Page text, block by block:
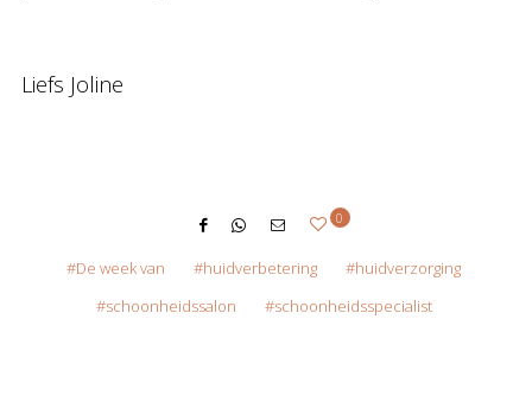
Liefs Joline
0
De week van huidverbetering
huidverzorging
schoonheidssalon
schoonheidsspecialist